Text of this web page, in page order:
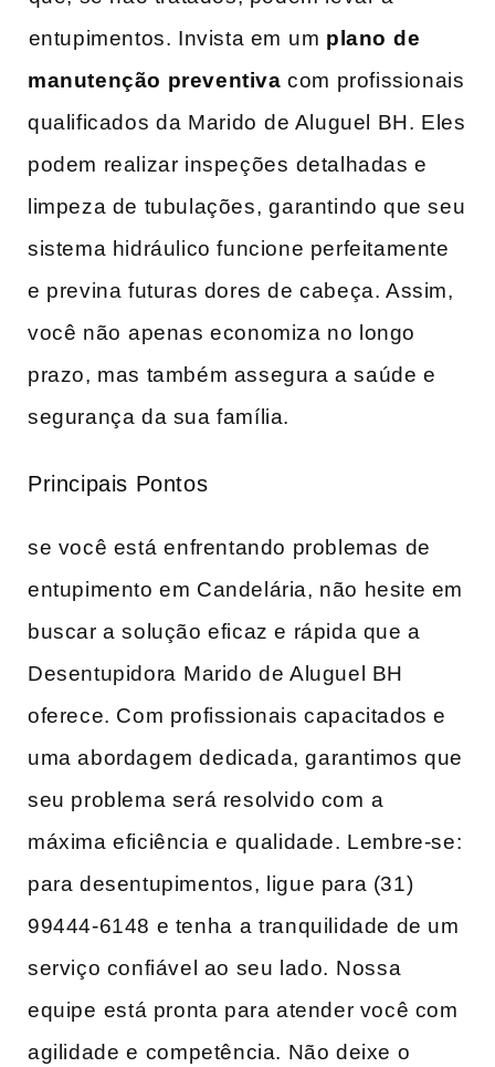
⁢entupimentos. Invista em ⁤um plano⁣ de
manutenção preventiva com profissionais
qualificados ⁣da Marido⁣ de Aluguel BH.‍ Eles
podem realizar‌ inspeções ⁢detalhadas e
limpeza de tubulações, ⁢garantindo que seu
sistema hidráulico funcione perfeitamente‌
e​ previna futuras dores de cabeça. Assim,
você não⁣ apenas ‍economiza no longo
prazo, mas também assegura a saúde e⁢
segurança da sua ‍família.
Principais Pontos
se você está ⁣enfrentando problemas de
entupimento em Candelária, não hesite em
buscar ‌a solução eficaz e rápida que a
Desentupidora⁤ Marido de Aluguel BH
oferece. Com profissionais capacitados e
uma abordagem dedicada, garantimos ‌que
seu problema será resolvido com⁣ a
máxima eficiência⁢ e qualidade. Lembre-se:
para desentupimentos, ligue para (31)
99444-6148 e tenha⁣ a tranquilidade de um
serviço confiável ao seu lado.⁤ Nossa
equipe⁣ está pronta para atender você ​com
agilidade e ⁢competência. Não deixe o